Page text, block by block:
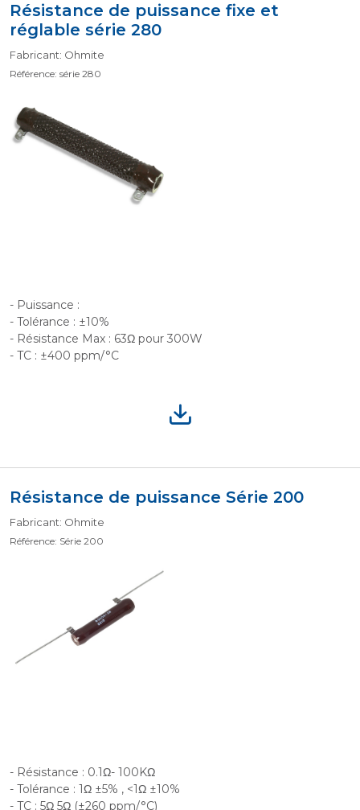
Résistance de puissance fixe et
réglable série 280
Fabricant: Ohmite
Référence: série 280
- Puissance :
- Tolérance : ±10%
- Résistance Max : 63Ω pour 300W
- TC : ±400 ppm/°C
Résistance de puissance Série 200
Fabricant: Ohmite
Référence: Série 200
- Résistance : 0.1Ω- 100KΩ
- Tolérance : 1Ω ±5% , <1Ω ±10%
- TC : 5Ω 5Ω (±260 ppm/°C)